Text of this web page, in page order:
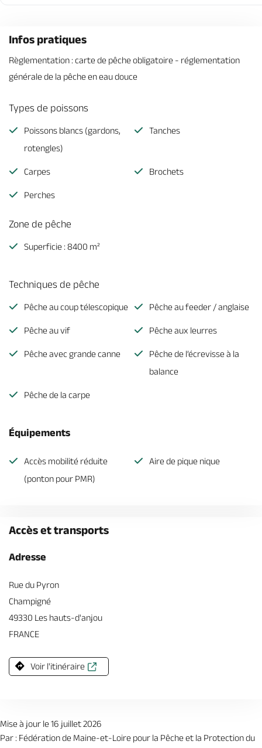
Infos pratiques
Règlementation : carte de pêche obligatoire - réglementation
générale de la pêche en eau douce
Types de poissons
Poissons blancs (gardons,
rotengles)
Tanches
Carpes Brochets
Perches
Zone de pêche
Superficie : 8400 m²
Techniques de pêche
Pêche au coup télescopique Pêche au feeder / anglaise
Pêche au vif Pêche aux leurres
Pêche avec grande canne
Pêche de l’écrevisse à la
balance
Pêche de la carpe
Équipements
Accès mobilité réduite
(ponton pour PMR)
Aire de pique nique
Accès et transports
Adresse
Rue du Pyron
Champigné
49330 Les hauts-d'anjou
FRANCE
Voir l'itinéraire
Mise à jour le 16 juillet 2026
Par : Fédération de Maine-et-Loire pour la Pêche et la Protection du